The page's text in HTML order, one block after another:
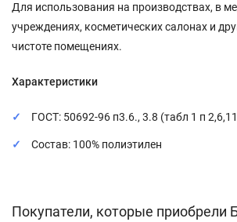
Для использования на производствах, в
учреждениях, косметических салонах и
чистоте помещениях.
Характеристики
ГОСТ: 50692-96 п3.6., 3.8 (табл 1 п
Состав: 100% полиэтилен
Покупатели, которые приобрели